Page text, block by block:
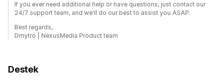
If you ever need additional help or have questions, just contact our
24/7 support team, and we'll do our best to assist you ASAP.
Best regards,
Dmytro | NexusMedia Product team
Destek